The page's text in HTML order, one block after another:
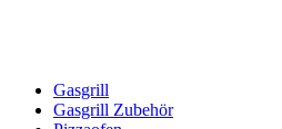
Gasgrill
Gasgrill Zubehör